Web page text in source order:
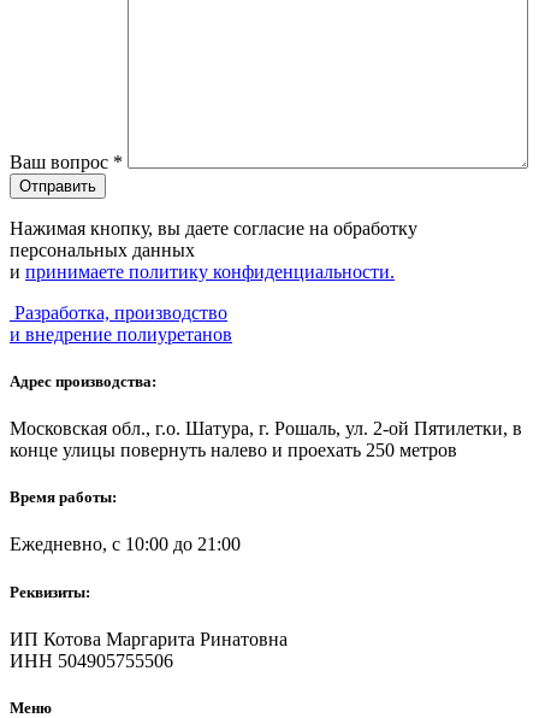
Ваш вопрос *
Нажимая кнопку, вы даете согласие на обработку
персональных данных
и принимаете политику конфиденциальности.
Разработка, производство
и внедрение полиуретанов
Адрес производства:
Московская обл., г.о. Шатура, г. Рошаль, ул. 2-ой Пятилетки, в
конце улицы повернуть налево и проехать 250 метров
Время работы:
Ежедневно, с 10:00 до 21:00
Реквизиты:
ИП Котова Маргарита Ринатовна
ИНН 504905755506
Меню